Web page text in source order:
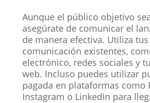
Aunque el público objetivo
asegúrate de comunicar el
de manera efectiva. Utiliza
comunicación existentes,
electrónico, redes sociales y
web. Incluso puedes utilizar
pagada en plataformas como
Instagram o LinkedIn para